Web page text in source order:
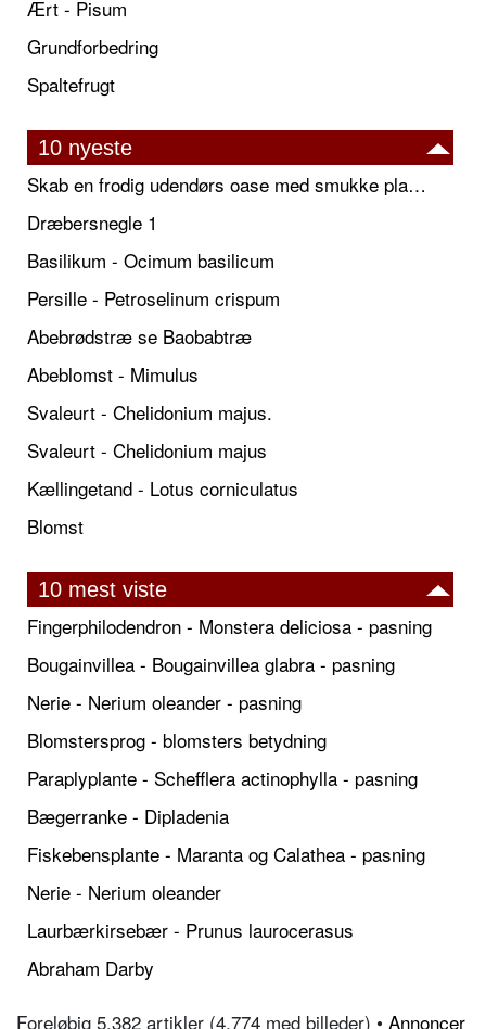
Ært - Pisum
Grundforbedring
Spaltefrugt
10 nyeste
Skab en frodig udendørs oase med smukke plantekrukker og elegante espalier
Dræbersnegle 1
Basilikum - Ocimum basilicum
Persille - Petroselinum crispum
Abebrødstræ se Baobabtræ
Abeblomst - Mimulus
Svaleurt - Chelidonium majus.
Svaleurt - Chelidonium majus
Kællingetand - Lotus corniculatus
Blomst
10 mest viste
Fingerphilodendron - Monstera deliciosa - pasning
Bougainvillea - Bougainvillea glabra - pasning
Nerie - Nerium oleander - pasning
Blomstersprog - blomsters betydning
Paraplyplante - Schefflera actinophylla - pasning
Bægerranke - Dipladenia
Fiskebensplante - Maranta og Calathea - pasning
Nerie - Nerium oleander
Laurbærkirsebær - Prunus laurocerasus
Abraham Darby
Foreløbig 5.382 artikler (4.774 med billeder) • Annoncer